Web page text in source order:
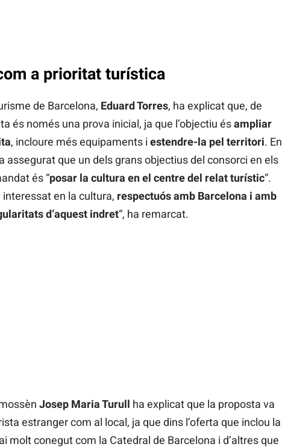
a prioritat turística
de Barcelona, Eduard Torres, ha explicat que, de
és només una prova inicial, ja que l’objectiu ésampliar
, incloure més equipaments i estendre-la pel territori. En
assegurat que un dels grans objectius del consorci en els
és “posar la cultura en el centre del relat turístic“.
interessat en la cultura, respectuós amb Barcelona i amb
d’aquest indret“, ha remarcat.
Josep Maria Turull ha explicat que la proposta va
estranger com al local, ja que dins l’oferta que inclou la
molt conegut com la Catedral de Barcelona i d’altres que